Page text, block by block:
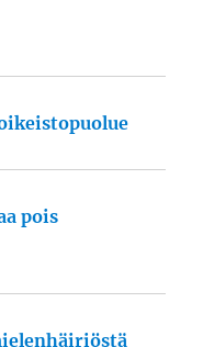
pois